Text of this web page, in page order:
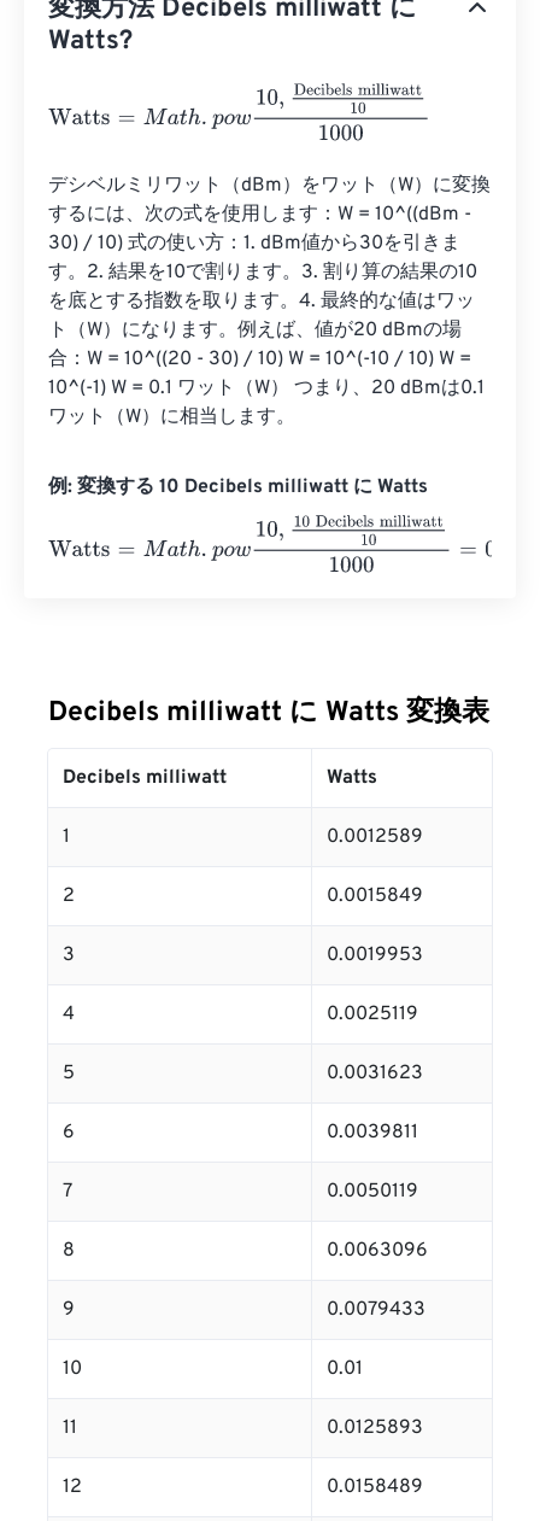
変換方法 Decibels milliwatt に
Watts?
Decibels milliwatt101000
デシベルミリワット（dBm）をワット（W）に変換
するには、次の式を使用します：W = 10^((dBm -
30) / 10) 式の使い方：1. dBm値から30を引きま
す。2. 結果を10で割ります。3. 割り算の結果の10
を底とする指数を取ります。4. 最終的な値はワッ
ト（W）になります。例えば、値が20 dBmの場
合：W = 10^((20 - 30) / 10) W = 10^(-10 / 10) W =
10^(-1) W = 0.1 ワット（W） つまり、20 dBmは0.1
ワット（W）に相当します。
例: 変換する 10 Decibels milliwatt に Watts
10 Decibels milliwatt101000
Decibels milliwatt に Watts 変換表
Decibels milliwatt Watts
1 0.0012589
2 0.0015849
3 0.0019953
4 0.0025119
5 0.0031623
6 0.0039811
7 0.0050119
8 0.0063096
9 0.0079433
10 0.01
11 0.0125893
12 0.0158489